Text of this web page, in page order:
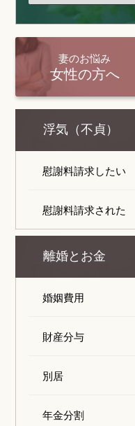
妻のお悩み
女性の方へ
浮気（不貞）
慰謝料請求したい
慰謝料請求された
離婚とお金
婚姻費用
財産分与
別居
年金分割